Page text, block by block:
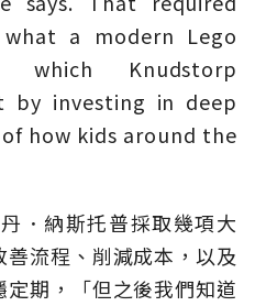
a modern Lego
Knudstorp
by investing in deep
how kids around the
．納斯托普採取幾項大
流程、削減成本，以及
期，「但之後我們知道